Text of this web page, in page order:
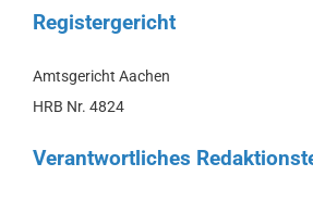
Registergericht
Amtsgericht Aachen
HRB Nr. 4824
Verantwortliches